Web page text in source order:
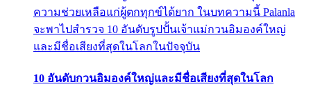
ความช่วยเหลือแก่ผู้ตกทุกข์ได้ยาก ในบทความนี้ Palanla
จะพาไปสำรวจ 10 อันดับรูปปั้นเจ้าแม่กวนอิมองค์ใหญ่
และมีชื่อเสียงที่สุดในโลกในปัจจุบัน
10 อันดับกวนอิมองค์ใหญ่และมีชื่อเสียงที่สุดในโลก